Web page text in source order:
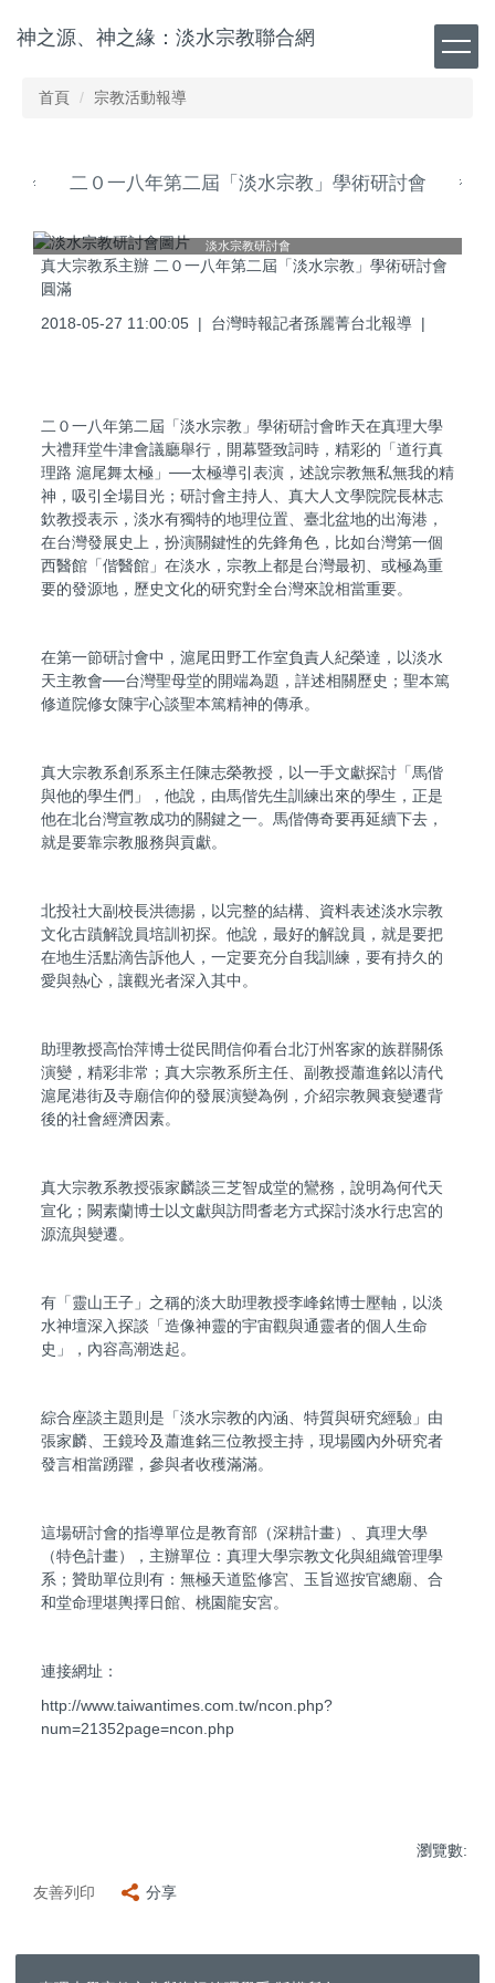
到
神之源、神之緣：淡水宗教聯合網
首頁 宗教活動報導
二０一八年第二屆「淡水宗教」學術研討會
淡水宗教研討會
真大宗教系主辦 二０一八年第二屆「淡水宗教」學術研討會
圓滿
2018-05-27 11:00:05 | 台灣時報記者孫麗菁台北報導 |
二０一八年第二屆「淡水宗教」學術研討會昨天在真理大學
大禮拜堂牛津會議廳舉行，開幕暨致詞時，精彩的「道行真
理路 滬尾舞太極」 ──太極導引表演，述說宗教無私無我的精
神，吸引全場目光；研討會主持人、真大人文學院院長林志
欽教授表示，淡水有獨特的地理位置、臺北盆地的出海港，
在台灣發展史上，扮演關鍵性的先鋒角色，比如台灣第一個
西醫館「偕醫館」在淡水，宗教上都是台灣最初、或極為重
要的發源地，歷史文化的研究對全台灣來說相當重要。
在第一節研討會中，滬尾田野工作室負責人紀榮達，以淡水
天主教會──台灣聖母堂的開端為題，詳述相關歷史；聖本篤
修道院修女陳宇心談聖本篤精神的傳承。
真大宗教系創系系主任陳志榮教授，以一手文獻探討「馬偕
與他的學生們」，他說，由馬偕先生訓練出來的學生，正是
他在北台灣宣教成功的關鍵之一。馬偕傳奇要再延續下去，
就是要靠宗教服務與貢獻。
北投社大副校長洪德揚，以完整的結構、資料表述淡水宗教
文化古蹟解說員培訓初探。他說，最好的解說員，就是要把
在地生活點滴告訴他人，一定要充分自我訓練，要有持久的
愛與熱心，讓觀光者深入其中。
助理教授高怡萍博士從民間信仰看台北汀州客家的族群關係
演變，精彩非常；真大宗教系所主任、副教授蕭進銘以清代
滬尾港街及寺廟信仰的發展演變為例，介紹宗教興衰變遷背
後的社會經濟因素。
真大宗教系教授張家麟談三芝智成堂的鸞務，說明為何代天
宣化；闕素蘭博士以文獻與訪問耆老方式探討淡水行忠宮的
源流與變遷。
有「靈山王子」之稱的淡大助理教授李峰銘博士壓軸，以淡
水神壇深入探談「造像神靈的宇宙觀與通靈者的個人生命
史」，內容高潮迭起。
綜合座談主題則是「淡水宗教的內涵、特質與研究經驗」由
張家麟、王鏡玲及蕭進銘三位教授主持，現場國內外研究者
發言相當踴躍，參與者收穫滿滿。
這場研討會的指導單位是教育部（深耕計畫）、真理大學
（特色計畫），主辦單位：真理大學宗教文化與組織管理學
系；贊助單位則有：無極天道監修宮、玉旨巡按官總廟、合
和堂命理堪輿擇日館、桃園龍安宮。
連接網址：
http://www.taiwantimes.com.tw/ncon.php?
num=21352page=ncon.php
瀏覽數:
友善列印 分享